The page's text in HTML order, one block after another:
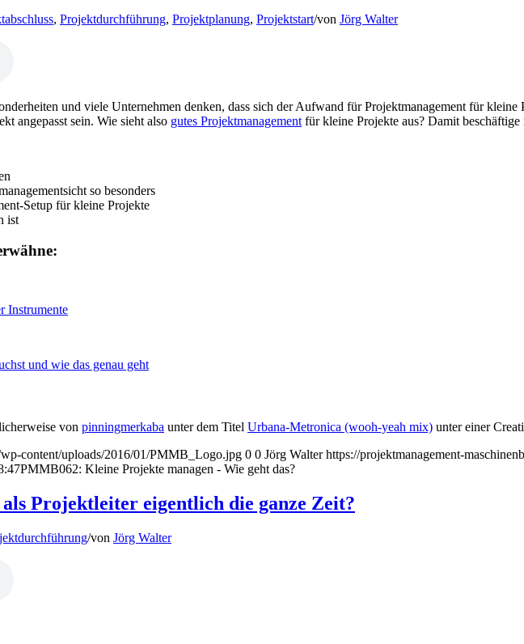
, Projektdurchführung, Projektplanung, Projektstart/von Jörg Walter
und viele Unternehmen denken, dass sich der Aufwand für Projektmanagement für
angepasst sein. Wie sieht also gutes Projektmanagement für kleine Projekte aus? Damit
so besonders
Setup für kleine Projekte
ist
Instrumente
und wie das genau geht
von pinningmerkaba unter dem Titel Urbana-Metronica (wooh-yeah mix) unter einer
content/uploads/2016/01/PMMB_Logo.jpg 0 0 Jörg Walter https://projektmanagement-
PMMB062: Kleine Projekte managen - Wie geht das?
Projektleiter eigentlich die ganze Zeit?
/von Jörg Walter